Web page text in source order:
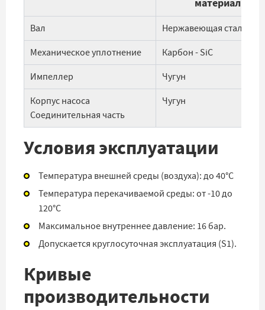
Вал Нержавеющая сталь
Механическое уплотнение Карбон - SiC
Импеллер Чугун
Корпус насоса
Соединительная часть
Чугун
Условия эксплуатации
Температура внешней среды (воздуха): до 40°С
Температура перекачиваемой среды: от -10 до
120°С
Максимальное внутреннее давление: 16 бар.
Допускается круглосуточная эксплуатация (S1).
Кривые
производительности